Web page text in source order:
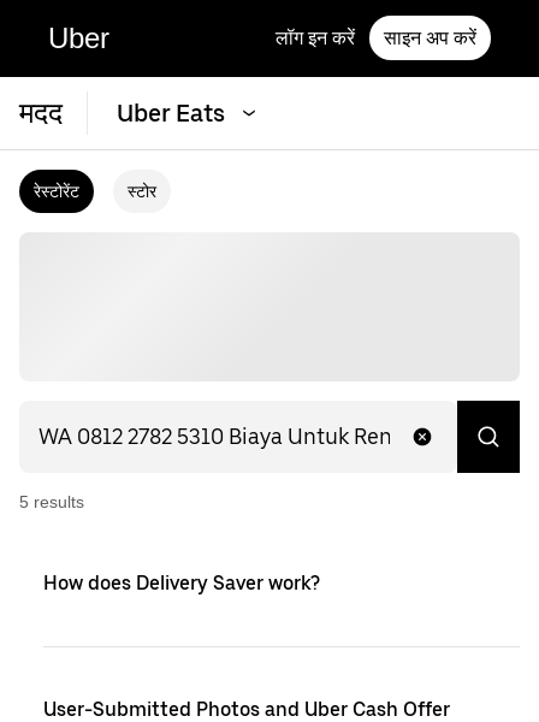
Uber लॉग इन करें साइन अप करें
मदद Uber Eats
रेस्टोरेंट स्टोर
5 results
How does Delivery Saver work?
User-Submitted Photos and Uber Cash Offer